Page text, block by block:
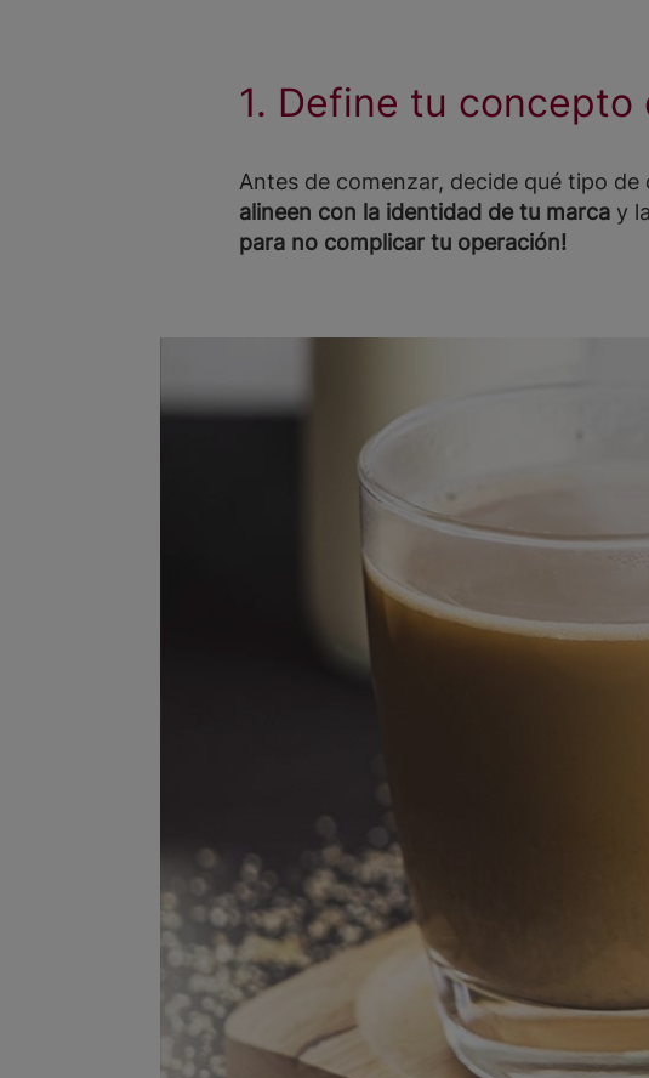
1. Define tu
Antes de comenzar, decide qué tipo
alineen con la identidad de tu marca y
para no complicar tu operación!